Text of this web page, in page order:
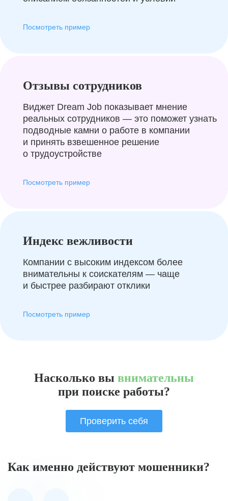
Посмотреть пример
Отзывы сотрудников
Виджет Dream Job показывает мнение
реальных сотрудников — это поможет узнать
подводные камни о работе в компании
и принять взвешенное решение
о трудоустройстве
Посмотреть пример
Индекс вежливости
Компании с высоким индексом более
внимательны к соискателям — чаще
и быстрее разбирают отклики
Посмотреть пример
Насколько вы внимательны
при поиске работы?
Проверить себя
Как именно действуют мошенники?